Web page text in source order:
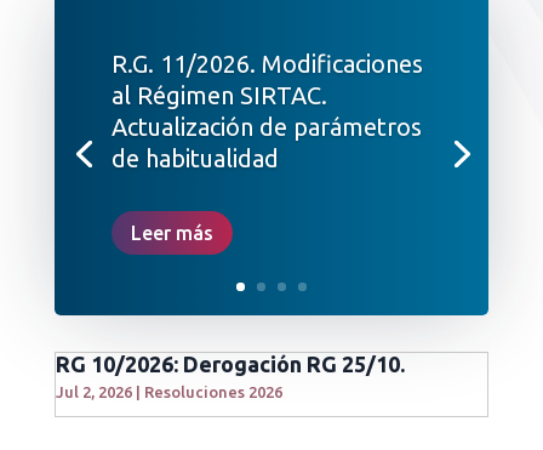
R.G. 11/2026. Modificaciones
al Régimen SIRTAC.
Actualización de parámetros
de habitualidad
Leer más
RG 10/2026: Derogación RG 25/10.
Jul 2, 2026| Resoluciones 2026